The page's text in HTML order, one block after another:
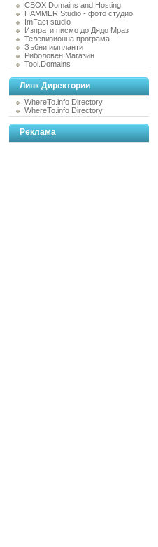
CBOX Domains and Hosting
HAMMER Studio - фото студио
ImFact studio
Изпрати писмо до Дядо Мраз
Телевизионна програма
Зъбни импланти
Риболовен Магазин
Tool.Domains
Линк Директории
WhereTo.info Directory
WhereTo.info Directory
Реклама